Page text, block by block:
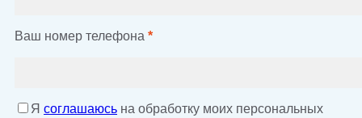
Ваш номер телефона *
Я соглашаюсь на обработку моих персональных